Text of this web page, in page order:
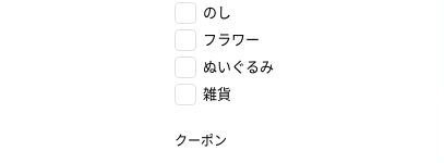
のし
フラワー
ぬいぐるみ
雑貨
クーポン